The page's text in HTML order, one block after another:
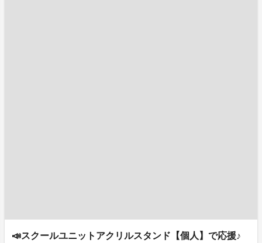
📣スクールユニットアクリルスタンド【個人】で応援♪